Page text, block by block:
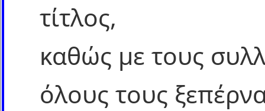
τίτλος,
καθώς με τους
όλους τους